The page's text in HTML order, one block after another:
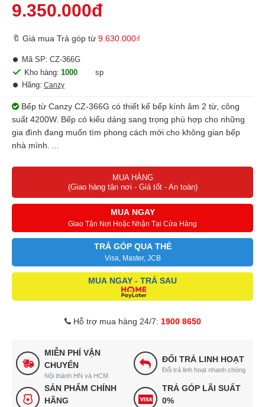
9.350.000đ
🔖 Giá mua Trả góp từ 9.630.000₫
Kho hàng: 1000
sp
Hãng: Canzy
Mã SP: CZ-366G
Bếp từ Canzy CZ-366G có thiết kế bếp kính âm 2 từ, công
suất 4200W. Bếp có kiểu dáng sang trọng phù hợp cho những
gia đình đang muốn tìm phong cách mới cho không gian bếp
nhà mình. ...
MUA HÀNG
(Giao hàng tận nơi - Giá tốt - An toàn)
MUA NGAY
Giao Tận Nơi Hoặc Nhận Tại Cửa Hàng
TRẢ GÓP QUA THẺ
Visa, Master, JCB
MUA NGAY - TRẢ SAU
Hỗ trợ mua hàng 24/7: 1900 8650
MIỄN PHÍ VẬN
CHUYỂN
Nội thành HN và HCM
ĐỔI TRẢ LINH HOẠT
Đổi trả linh hoạt nhanh chóng
SẢN PHẨM CHÍNH
HÃNG
TRẢ GÓP LÃI SUẤT
0%